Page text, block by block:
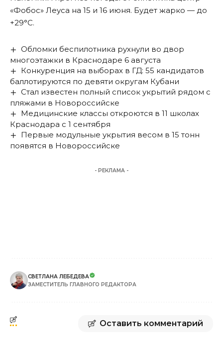
«Фобос» Леуса на 15 и 16 июня. Будет жарко — до
+29°С.
Обломки беспилотника рухнули во двор
многоэтажки в Краснодаре 6 августа
Конкуренция на выборах в ГД: 55 кандидатов
баллотируются по девяти округам Кубани
Стал известен полный список укрытий рядом с
пляжами в Новороссийске
Медицинские классы откроются в 11 школах
Краснодара с 1 сентября
Первые модульные укрытия весом в 15 тонн
появятся в Новороссийске
- РЕКЛАМА -
СВЕТЛАНА ЛЕБЕДЕВА
ЗАМЕСТИТЕЛЬ ГЛАВНОГО РЕДАКТОРА
Оставить комментарий